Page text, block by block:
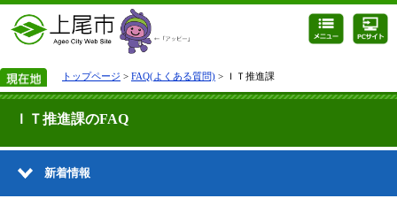
トップページ > FAQ(よくある質問) > ＩＴ推進課
ＩＴ推進課のFAQ
新着情報